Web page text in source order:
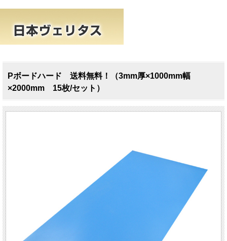
Pボードハード 送料無料！（3mm厚×1000mm幅
×2000mm 15枚/セット）